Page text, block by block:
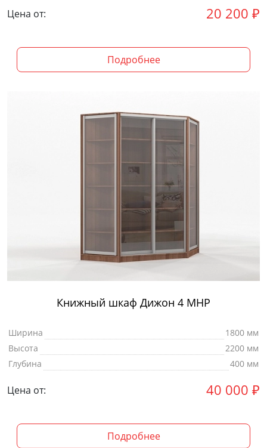
Цена от: 20 200 ₽
Подробнее
Книжный шкаф Дижон 4 МНР
Ширина
1800 мм
Высота
2200 мм
Глубина
400 мм
Цена от: 40 000 ₽
Подробнее